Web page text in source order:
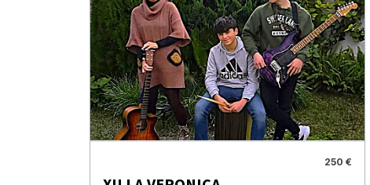
250 €